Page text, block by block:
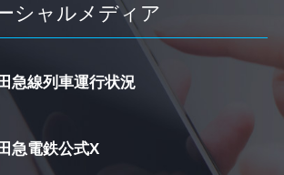
シャルメディア
急線列車運行状況
急電鉄公式X